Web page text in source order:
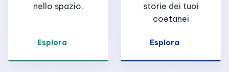
nello spazio.
Esplora
storie dei tuoi
coetanei
Esplora